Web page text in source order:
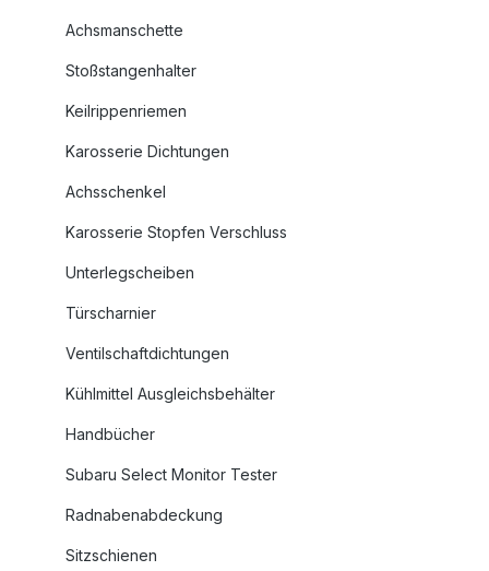
Achsmanschette
Stoßstangenhalter
Keilrippenriemen
Karosserie Dichtungen
Achsschenkel
Karosserie Stopfen Verschluss
Unterlegscheiben
Türscharnier
Ventilschaftdichtungen
Kühlmittel Ausgleichsbehälter
Handbücher
Subaru Select Monitor Tester
Radnabenabdeckung
Sitzschienen